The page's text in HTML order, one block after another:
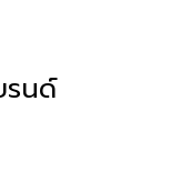
นด์